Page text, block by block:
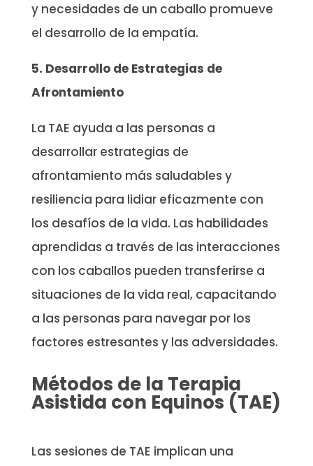
y necesidades de un caballo promueve
el desarrollo de la empatía.
5. Desarrollo de Estrategias de
Afrontamiento
La TAE ayuda a las personas a
desarrollar estrategias de
afrontamiento más saludables y
resiliencia para lidiar eficazmente con
los desafíos de la vida. Las habilidades
aprendidas a través de las interacciones
con los caballos pueden transferirse a
situaciones de la vida real, capacitando
a las personas para navegar por los
factores estresantes y las adversidades.
Métodos de la Terapia
Asistida con Equinos (TAE)
Las sesiones de TAE implican una